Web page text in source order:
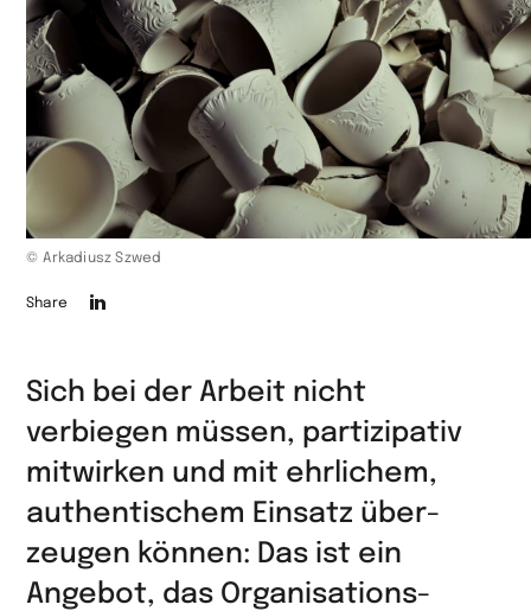
© Arkadiusz Szwed
auf
teilen
Share
Sich bei der Arbeit nicht
verbiegen müssen, partizipativ
mitwirken und mit ehrlichem,
authentischem Einsatz über­
zeugen können: Das ist ein
Angebot, das Organisations­